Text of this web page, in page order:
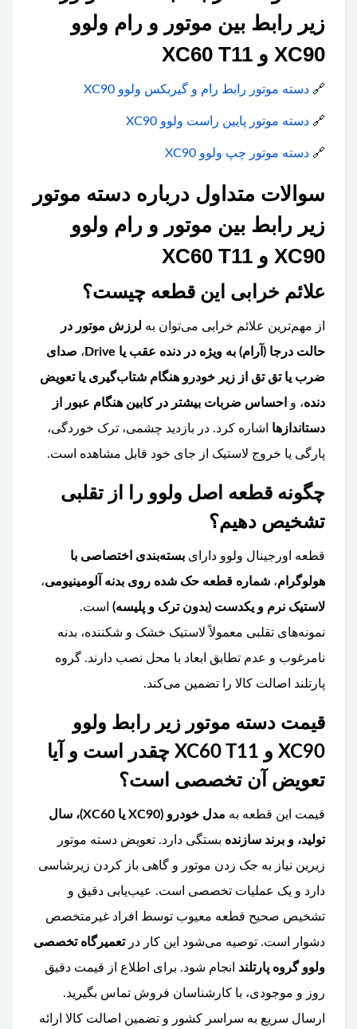
زیر رابط بین موتور و رام ولوو
XC90 و XC60 T11
🔗 دسته موتور رابط رام و گیربکس ولوو XC90
🔗 دسته موتور پایین راست ولوو XC90
🔗 دسته موتور چپ ولوو XC90
سوالات متداول درباره دسته موتور
زیر رابط بین موتور و رام ولوو
XC90 و XC60 T11
علائم خرابی این قطعه چیست؟
از مهم‌ترین علائم خرابی می‌توان به لرزش موتور در
حالت درجا (آرام) به ویژه در دنده عقب یا Drive
، صدای
ضرب یا تق تق از زیر خودرو هنگام شتاب‌گیری یا تعویض
دنده، و احساس ضربات بیشتر در کابین هنگام عبور از
دستاندازها اشاره کرد. در بازدید چشمی، ترک خوردگی،
پارگی یا خروج لاستیک از جای خود قابل مشاهده است.
چگونه قطعه اصل ولوو را از تقلبی
تشخیص دهیم؟
قطعه اورجینال ولوو دارای بسته‌بندی اختصاصی با
هولوگرام، شماره قطعه حک شده روی بدنه آلومینیومی،
لاستیک نرم و یکدست (بدون ترک و پلیسه) است.
نمونه‌های تقلبی معمولاً لاستیک خشک و شکننده، بدنه
نامرغوب و عدم تطابق ابعاد با محل نصب دارند. گروه
پارتلند اصالت کالا را تضمین می‌کند.
قیمت دسته موتور زیر رابط ولوو
XC90 و XC60 T11 چقدر است و آیا
تعویض آن تخصصی است؟
قیمت این قطعه به
مدل خودرو (XC90 یا XC60)، سال
تولید، و برند سازنده بستگی دارد. تعویض دسته موتور
زیرین نیاز به جک زدن موتور و گاهی باز کردن زیرشاسی
دارد و یک عملیات تخصصی است. عیب‌یابی دقیق و
تشخیص صحیح قطعه معیوب توسط افراد غیرمتخصص
دشوار است. توصیه می‌شود این کار درتعمیرگاه تخصصی
ولوو گروه پارتلند انجام شود. برای اطلاع از قیمت دقیق
روز و موجودی، با کارشناسان فروش تماس بگیرید.
ارسال سریع به سراسر کشور و تضمین اصالت کالا ارائه